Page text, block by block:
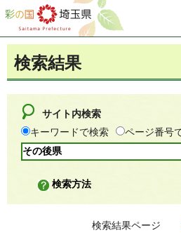
彩の国 埼玉県
検索結果
サイト内検索
キーワードで検索
ページ番号
検索方法
検索結果ページ